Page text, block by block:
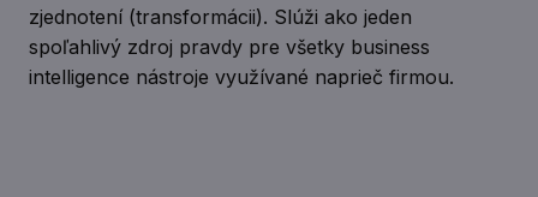
zjednotení (transformácii). Slúži ako jeden
spoľahlivý zdroj pravdy pre všetky business
intelligence nástroje využívané naprieč firmou.